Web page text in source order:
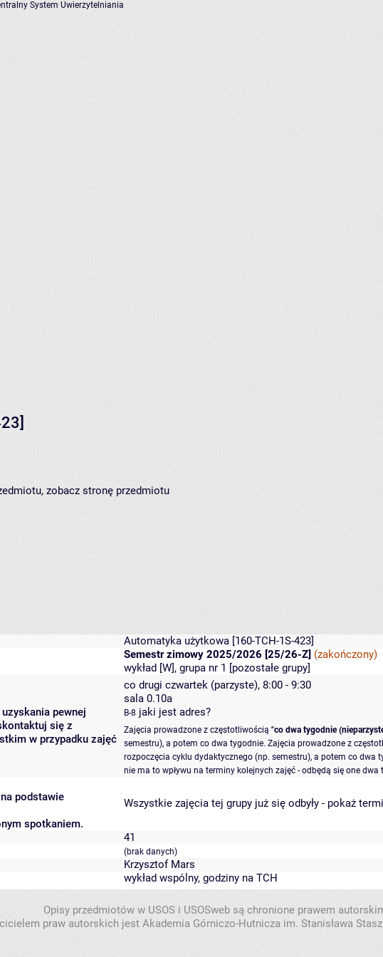
System Uwierzytelniania
zobacz stronę przedmiotu
Automatyka użytkowa [160-TCH-1S-423]
Semestr zimowy 2025/2026 [25/26-Z] (zakończony)
wykład [W], grupa nr 1 [pozostałe grupy]
pewnej
się z
w przypadku zajęć
co drugi czwartek (parzyste), 8:00 - 9:30
sala 0.10a
B-8 jaki jest adres?
Zajęcia prowadzone z częstotliwością "co dwa tygodnie
semestru), a potem co dwa tygodnie. Zajęcia prowadzone z
rozpoczęcia cyklu dydaktycznego (np. semestru), a potem co
nie ma to wpływu na terminy kolejnych zajęć - odbędą się one dwa
podstawie
spotkaniem.
Wszystkie zajęcia tej grupy już się odbyły - pokaż
41
(brak danych)
Krzysztof Mars
wykład wspólny, godziny na TCH
Opisy przedmiotów w USOS i USOSweb są chronione prawem
praw autorskich jest Akademia Górniczo-Hutnicza im. Stanisława